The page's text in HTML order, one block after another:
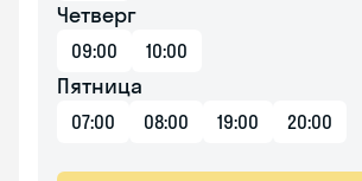
Четверг
09:00 10:00
Пятница
07:00 08:00 19:00 20:00